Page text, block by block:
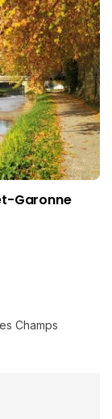
Garonne
Champs